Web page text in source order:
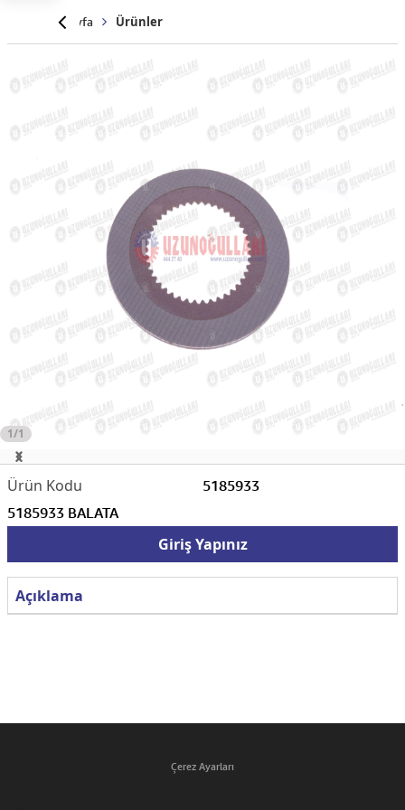
Anasayfa Ürünler
1/1
5185933
5185933 BALATA
Giriş Yapınız
Açıklama
Çerez Ayarları